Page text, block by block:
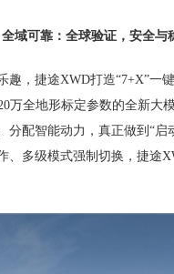
全域可靠：全球验证，安全与
趣，捷途XWD打造“7+X”一
万全地形标定参数的全新大
分配智能动力，真正做到“
、多级模式强制切换，捷途